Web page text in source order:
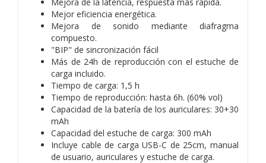
Mejor eficiencia energética.
Mejora de sonido mediante diafragma
compuesto.
"BIP" de sincronización fácil
Más de 24h de reproducción con el estuche de
carga incluido.
Tiempo de carga: 1,5 h
Tiempo de reproducción: hasta 6h. (60% vol)
Capacidad de la batería de los auriculares: 30+30
mAh
Capacidad del estuche de carga: 300 mAh
Incluye cable de carga USB-C de 25cm, manual
de usuario, auriculares y estuche de carga.